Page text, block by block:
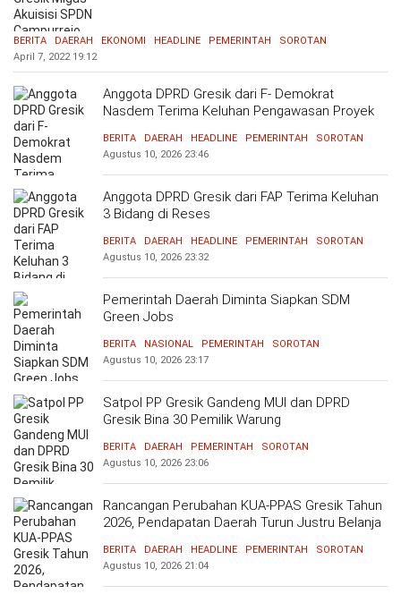
BERITA DAERAH EKONOMI HEADLINE PEMERINTAH
SOROTAN
April 7, 2022 19:12
Anggota DPRD Gresik dari F- Demokrat
Nasdem Terima Keluhan Pengawasan Proyek
BERITA DAERAH HEADLINE PEMERINTAH
SOROTAN
Agustus 10, 2026 23:46
Anggota DPRD Gresik dari FAP Terima Keluhan
3 Bidang di Reses
BERITA DAERAH HEADLINE PEMERINTAH
SOROTAN
Agustus 10, 2026 23:32
Pemerintah Daerah Diminta Siapkan SDM
Green Jobs
BERITA NASIONAL PEMERINTAH
SOROTAN
Agustus 10, 2026 23:17
Satpol PP Gresik Gandeng MUI dan DPRD
Gresik Bina 30 Pemilik Warung
BERITA DAERAH PEMERINTAH
SOROTAN
Agustus 10, 2026 23:06
Rancangan Perubahan KUA-PPAS Gresik Tahun
2026, Pendapatan Daerah Turun Justru Belanja
BERITA DAERAH HEADLINE PEMERINTAH
SOROTAN
Agustus 10, 2026 21:04